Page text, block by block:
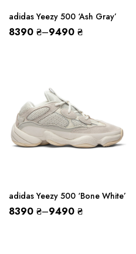
adidas Yeezy 500 ‘Ash Gray’
8390 ₴–9490 ₴
adidas Yeezy 500 ‘Bone White’
8390 ₴–9490 ₴